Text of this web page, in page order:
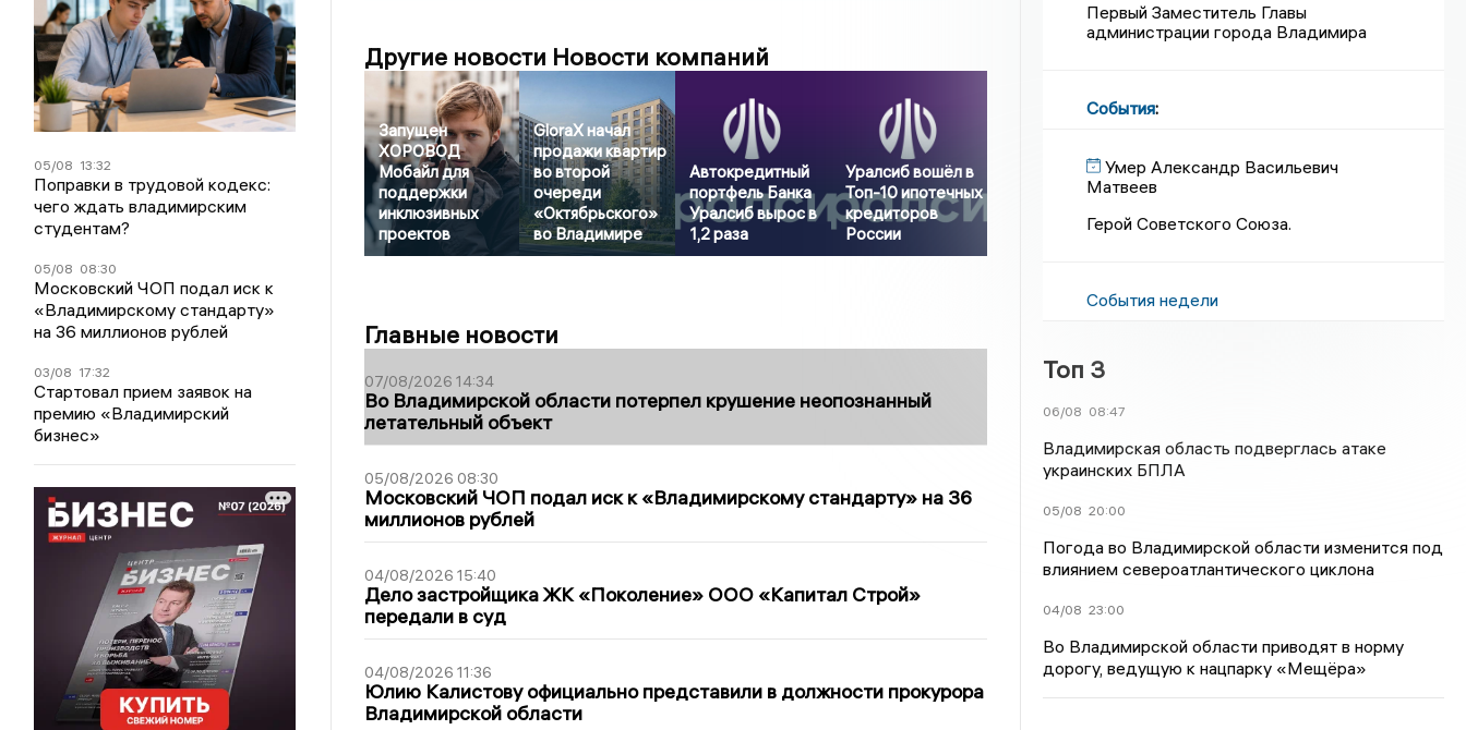
05/08 13:32
Поправки в трудовой кодекс:
чего ждать владимирским
студентам?
05/08 08:30
Московский ЧОП подал иск к
«Владимирскому стандарту»
на 36 миллионов рублей
03/08 17:32
Стартовал прием заявок на
премию «Владимирский
бизнес»
Другие новости Новости компаний
Запущен
ХОРОВОД
Мобайл для
поддержки
инклюзивных
проектов
GloraX начал
продажи квартир
во второй
очереди
«Октябрьского»
во Владимире
Автокредитный
портфель Банка
Уралсиб вырос в
1,2 раза
Уралсиб вошёл в
Топ-10 ипотечных
кредиторов
России
Главные новости
07/08/2026 14:34
Во Владимирской области потерпел крушение неопознанный
летательный объект
05/08/2026 08:30
Московский ЧОП подал иск к «Владимирскому стандарту» на 36
миллионов рублей
04/08/2026 15:40
Дело застройщика ЖК «Поколение» ООО «Капитал Строй»
передали в суд
04/08/2026 11:36
Юлию Калистову официально представили в должности прокурора
Владимирской области
Первый Заместитель Главы
администрации города Владимира
События:
Умер Александр Васильевич
Матвеев
Герой Советского Союза.
События недели
Топ 3
06/08 08:47
Владимирская область подверглась атаке
украинских БПЛА
05/08 20:00
Погода во Владимирской области изменится под
влиянием североатлантического циклона
04/08 23:00
Во Владимирской области приводят в норму
дорогу, ведущую к нацпарку «Мещёра»